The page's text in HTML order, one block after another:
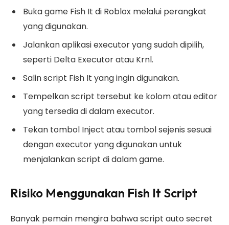
Buka game Fish It di Roblox melalui perangkat
yang digunakan.
Jalankan aplikasi executor yang sudah dipilih,
seperti Delta Executor atau Krnl.
Salin script Fish It yang ingin digunakan.
Tempelkan script tersebut ke kolom atau editor
yang tersedia di dalam executor.
Tekan tombol Inject atau tombol sejenis sesuai
dengan executor yang digunakan untuk
menjalankan script di dalam game.
Risiko Menggunakan Fish It Script
Banyak pemain mengira bahwa script auto secret